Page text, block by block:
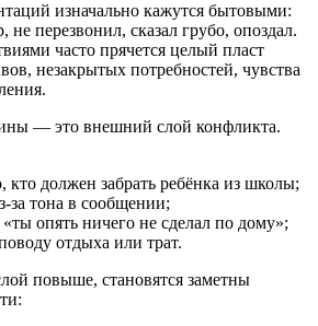
изначально кажутся бытовыми:
не перезвонил, сказал грубо, опоздал.
часто прячется целый пласт
незакрытых потребностей, чувства
— это внешний слой конфликта.
кто должен забрать ребёнка из школы;
за тона в сообщении;
опять ничего не сделал по дому»;
отдыха или трат.
повыше, становятся заметны